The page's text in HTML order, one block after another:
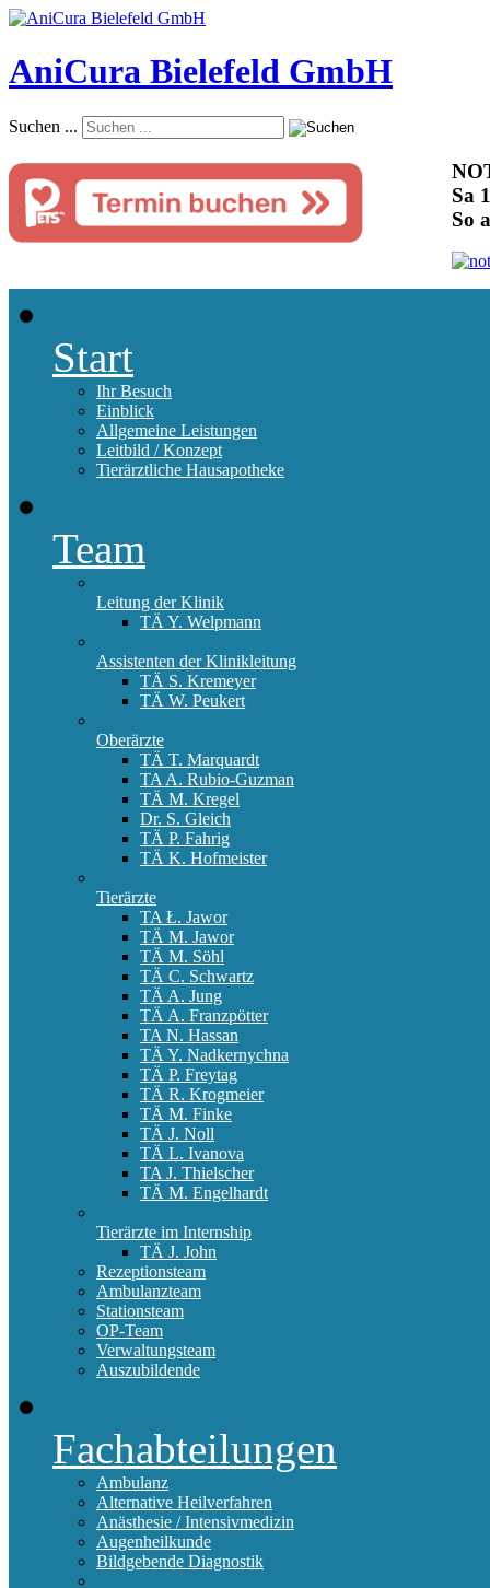
AniCura Bielefeld GmbH
Suchen ...
Sa
So
Start
Ihr Besuch
Einblick
Allgemeine Leistungen
Leitbild / Konzept
Tierärztliche Hausapotheke
Team
Leitung der Klinik
TÄ Y. Welpmann
Assistenten der Klinikleitung
TÄ S. Kremeyer
TÄ W. Peukert
Oberärzte
TÄ T. Marquardt
TA A. Rubio-Guzman
TÄ M. Kregel
Dr. S. Gleich
TÄ P. Fahrig
TÄ K. Hofmeister
Tierärzte
TA Ł. Jawor
TÄ M. Jawor
TÄ M. Söhl
TÄ C. Schwartz
TÄ A. Jung
TÄ A. Franzpötter
TA N. Hassan
TÄ Y. Nadkernychna
TÄ P. Freytag
TÄ R. Krogmeier
TÄ M. Finke
TÄ J. Noll
TÄ L. Ivanova
TA J. Thielscher
TÄ M. Engelhardt
Tierärzte im Internship
TÄ J. John
Rezeptionsteam
Ambulanzteam
Stationsteam
OP-Team
Verwaltungsteam
Auszubildende
Fachabteilungen
Ambulanz
Alternative Heilverfahren
Anästhesie / Intensivmedizin
Augenheilkunde
Bildgebende Diagnostik